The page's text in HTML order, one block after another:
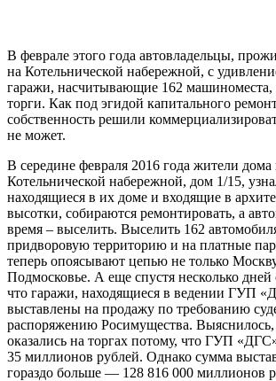
В феврале этого года автовладельцы,
на Котельнической набережной, с
гаражи, насчитывающие 162 машиноместа,
торги. Как под эгидой капитального
собственность решили
не может.
В середине февраля 2016 года жители дома
Котельнической набережной, дом 1/15,
находящиеся в их доме и входящие в
высотки, собираются ремонтировать, а
время – выселить. Выселить 162
придворовую территорию и на платные
теперь опоясывают цепью не только
Подмосковье. А еще спустя несколько дней
что гаражи, находящиеся в ведении ГУП
выставлены на продажу по требованию
распоряжению Росимущества. Выяснилось,
оказались на торгах потому, что ГУП
35 миллионов рублей. Однако сумма
гораздо больше — 128 816 000 миллионов